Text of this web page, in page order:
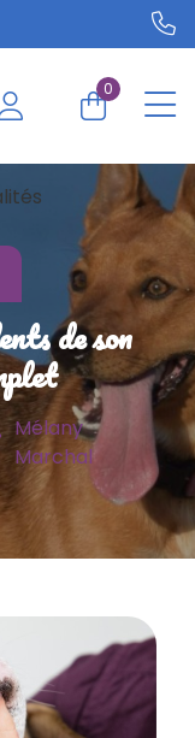
0
de son
Mélany
Marchal